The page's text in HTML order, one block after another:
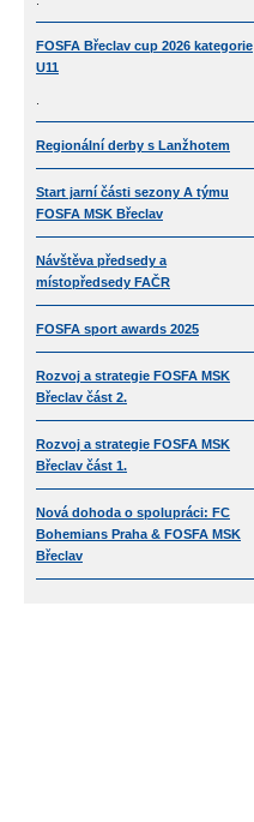
FOSFA Břeclav cup 2026 kategorie
U11
Regionální derby s Lanžhotem
Start jarní části sezony A týmu
FOSFA MSK Břeclav
Návštěva předsedy a
místopředsedy FAČR
FOSFA sport awards 2025
Rozvoj a strategie FOSFA MSK
Břeclav část 2.
Rozvoj a strategie FOSFA MSK
Břeclav část 1.
Nová dohoda o spolupráci: FC
Bohemians Praha & FOSFA MSK
Břeclav